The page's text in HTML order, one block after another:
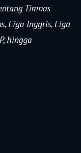
Timnas
Liga Inggris, Liga
hingga